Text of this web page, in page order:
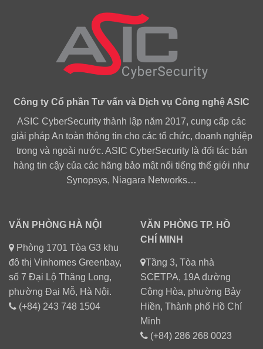
Công ty Cổ phần Tư vấn và Dịch vụ Công nghệ ASIC
ASIC CyberSecurity thành lập năm 2017, cung cấp các
giải pháp An toàn thông tin cho các tổ chức, doanh nghiệp
trong và ngoài nước. ASIC CyberSecurity là đối tác bán
hàng tin cậy của các hãng bảo mật nổi tiếng thế giới như
Synopsys, Niagara Networks…
VĂN PHÒNG HÀ NỘI
Phòng 1701 Tòa G3 khu
đô thị Vinhomes Greenbay,
số 7 Đại Lộ Thăng Long,
phường Đại Mỗ, Hà Nội.
(+84) 243 748 1504
VĂN PHÒNG TP. HỒ
CHÍ MINH
Tầng 3, Tòa nhà
SCETPA, 19A đường
Cộng Hòa, phường Bảy
Hiền, Thành phố Hồ Chí
Minh
(+84) 286 268 0023